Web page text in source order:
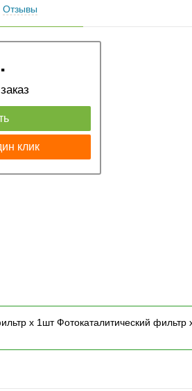
Отзывы
клик
x 1шт Фотокаталитический